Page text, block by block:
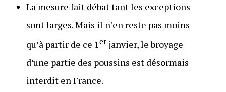
La mesure fait débat tant les exceptions
sont larges. Mais il n’en reste pas moins
qu’à partir de ce 1erjanvier, le broyage
d’une partie des poussins est désormais
interdit en France.